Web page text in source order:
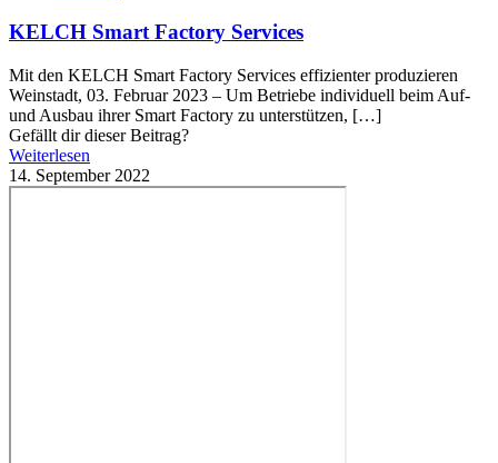
KELCH Smart Factory Services
Mit den KELCH Smart Factory Services effizienter produzieren
Weinstadt, 03. Februar 2023 – Um Betriebe individuell beim Auf-
und Ausbau ihrer Smart Factory zu unterstützen, […]
Gefällt dir dieser Beitrag?
Weiterlesen
14. September 2022